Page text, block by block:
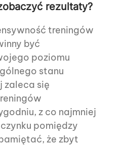
rezultaty?
treningów
być
poziomu
stanu
zaleca się
z co najmniej
pomiędzy
że zbyt